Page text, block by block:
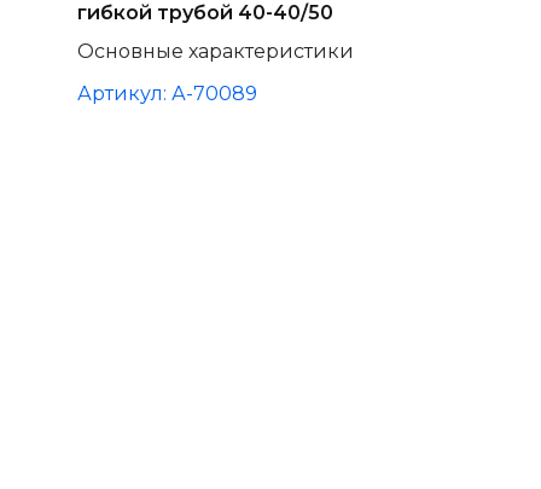
Основные характеристики
гибкой трубой 40-40/50
Артикул: А-70089